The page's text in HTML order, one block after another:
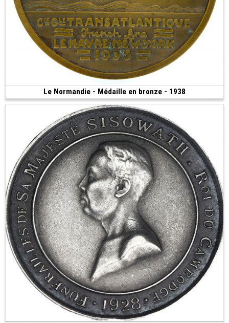
Le Normandie - Médaille en bronze - 1938
(1938 • 149.61 g • 68 mm)